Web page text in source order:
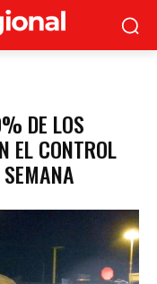
DE LOS
EL CONTROL